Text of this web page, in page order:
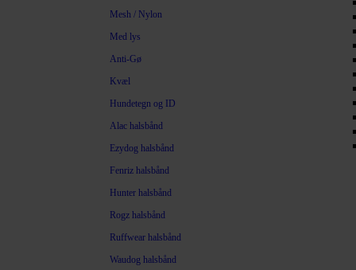
Mesh / Nylon
Med lys
Anti-Gø
Kvæl
Hundetegn og ID
Alac halsbånd
Ezydog halsbånd
Fenriz halsbånd
Hunter halsbånd
Rogz halsbånd
Ruffwear halsbånd
Waudog halsbånd